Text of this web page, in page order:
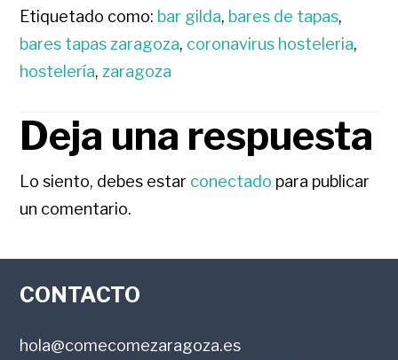
Etiquetado como: bar gilda, bares de tapas,
bares tapas zaragoza, coronavirus hosteleria,
hostelería,zaragoza
INTERACCIONES
CON
LOS
LECTORES
Deja una respuesta
Lo siento, debes estar conectado para publicar
un comentario.
FOOTER
CONTACTO
hola@comecomezaragoza.es